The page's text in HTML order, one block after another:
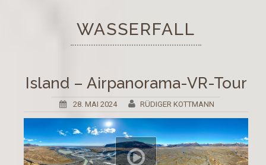
WASSERFALL
Island – Airpanorama-VR-Tour
28. MAI 2024 RÜDIGER KOTTMANN